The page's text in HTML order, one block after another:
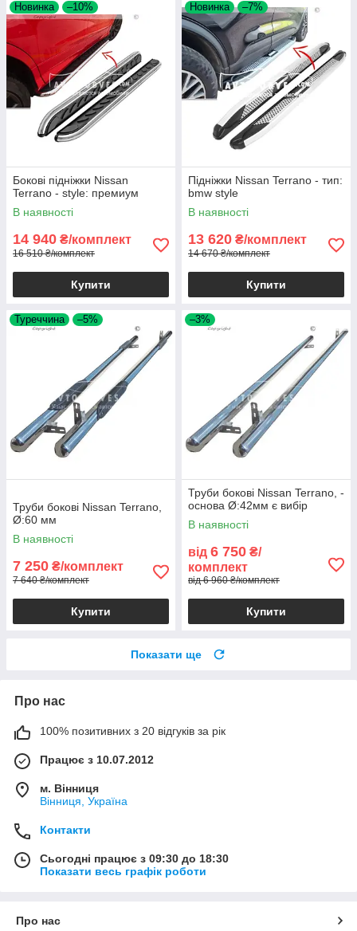
Новинка –10%
Бокові підніжки Nissan
Terrano - style: премиум
В наявності
14 940 ₴/комплект
16 510 ₴/комплект
Купити
Новинка –7%
Підніжки Nissan Terrano - тип:
bmw style
В наявності
13 620 ₴/комплект
14 670 ₴/комплект
Купити
Туреччина –5%
Труби бокові Nissan Terrano,
Ø:60 мм
В наявності
7 250 ₴/комплект
7 640 ₴/комплект
Купити
–3%
Труби бокові Nissan Terrano, -
основа Ø:42мм є вибір
В наявності
від 6 750 ₴/
комплект
від 6 960 ₴/комплект
Купити
Показати ще
Про нас
100% позитивних з 20 відгуків за рік
Працює з 10.07.2012
м. Вінниця
Вінниця, Україна
Контакти
Сьогодні працює з 09:30 до 18:30
Показати весь графік роботи
Про нас